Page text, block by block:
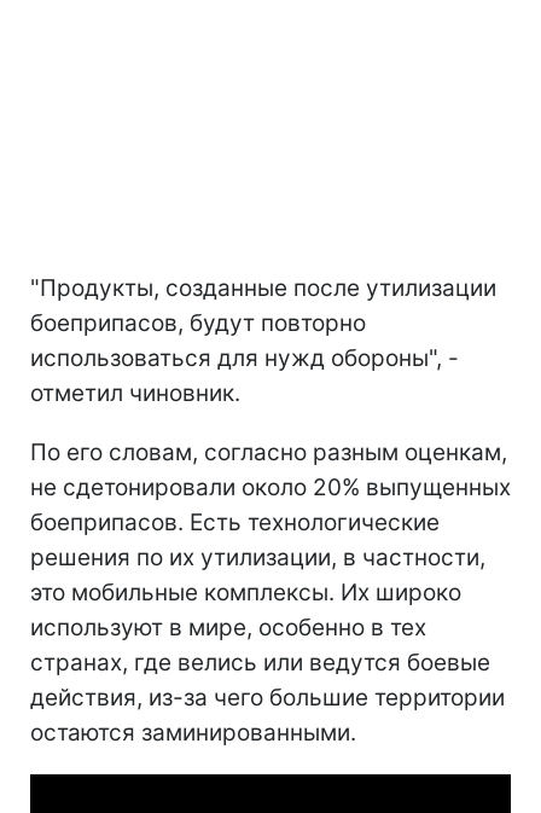
"Продукты, созданные после утилизации
боеприпасов, будут повторно
использоваться для нужд обороны", -
отметил чиновник.
По его словам, согласно разным оценкам,
не сдетонировали около 20% выпущенных
боеприпасов. Есть технологические
решения по их утилизации, в частности,
это мобильные комплексы. Их широко
используют в мире, особенно в тех
странах, где велись или ведутся боевые
действия, из-за чего большие территории
остаются заминированными.